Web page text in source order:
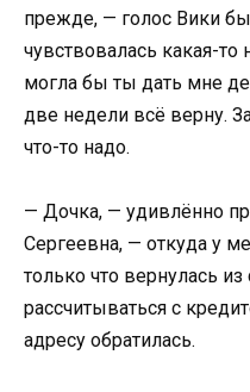
прежде, — голос Вики
чувствовалась какая-
могла бы ты дать мне
две недели всё верну.
что-то надо.
— Дочка, — удивлённо
Сергеевна, — откуда у
только что вернулась
рассчитываться с
адресу обратилась.